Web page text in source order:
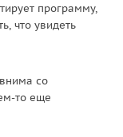
программу,
что увидеть
со
то еще